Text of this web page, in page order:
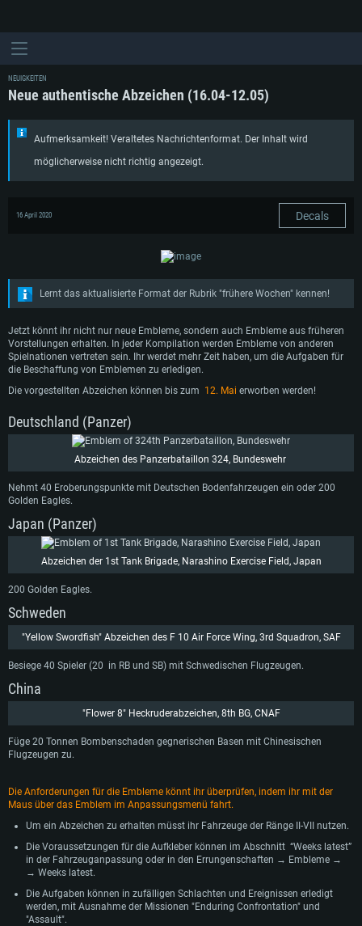
NEUIGKEITEN
Neue authentische Abzeichen (16.04-12.05)
Aufmerksamkeit! Veraltetes Nachrichtenformat. Der Inhalt wird
möglicherweise nicht richtig angezeigt.
16 April 2020 Decals
Lernt das aktualisierte Format der Rubrik "frühere Wochen" kennen!
Jetzt könnt ihr nicht nur neue Embleme, sondern auch Embleme aus früheren
Vorstellungen erhalten. In jeder Kompilation werden Embleme von anderen
Spielnationen vertreten sein. Ihr werdet mehr Zeit haben, um die Aufgaben für
die Beschaffung von Emblemen zu erledigen.
Die vorgestellten Abzeichen können bis zum 12. Mai erworben werden!
Deutschland (Panzer)
Abzeichen des Panzerbataillon 324, Bundeswehr
Nehmt 40 Eroberungspunkte mit Deutschen Bodenfahrzeugen ein oder 200
Golden Eagles.
Japan (Panzer)
Abzeichen der 1st Tank Brigade, Narashino Exercise Field, Japan
200 Golden Eagles.
Schweden
"Yellow Swordfish" Abzeichen des F 10 Air Force Wing, 3rd Squadron, SAF
Besiege 40 Spieler (20 in RB und SB) mit Schwedischen Flugzeugen.
China
"Flower 8" Heckruderabzeichen, 8th BG, CNAF
Füge 20 Tonnen Bombenschaden gegnerischen Basen mit Chinesischen
Flugzeugen zu.
Die Anforderungen für die Embleme könnt ihr überprüfen, indem ihr mit der
Maus über das Emblem im Anpassungsmenü fahrt.
Um ein Abzeichen zu erhalten müsst ihr Fahrzeuge der Ränge II-VII nutzen.
Die Voraussetzungen für die Aufkleber können im Abschnitt “Weeks latest”
in der Fahrzeuganpassung oder in den Errungenschaften → Embleme →
→ Weeks latest.
Die Aufgaben können in zufälligen Schlachten und Ereignissen erledigt
werden, mit Ausnahme der Missionen "Enduring Confrontation" und
"Assault".